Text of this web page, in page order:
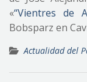
«“Vientres de
Bobsparz en
Actualidad del